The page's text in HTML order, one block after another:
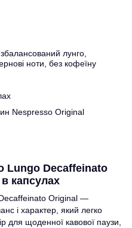
лунго,
ноти, без кофеїну
Nespresso Original
Lungo Decaffeinato
капсулах
Original —
і характер, який легко
для щоденної кавової паузи,